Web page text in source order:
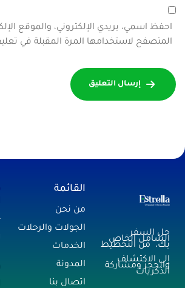
احفظ اسمي، بريدي الإلكتروني، والموقع
المتصفح لاستخدامها المرة المقبلة في
إرسال التعليق
حل السفر
الشامل الخاص
بك، من التخطيط
إلى الاكتشاف
والحجز ومشاركة
الذكريات
القائمة
من نحن
الجولات والرحلات
الخدمات
المدونة
اتصال بنا